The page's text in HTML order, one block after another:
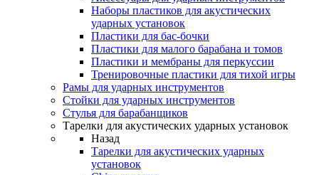
Наборы пластиков для акустических
ударных установок
Пластики для бас-бочки
Пластики для малого барабана и томов
Пластики и мембраны для перкуссии
Тренировочные пластики для тихой игры
Рамы для ударных инструментов
Стойки для ударных инструментов
Стулья для барабанщиков
Тарелки для акустических ударных установок
Назад
Тарелки для акустических ударных
установок